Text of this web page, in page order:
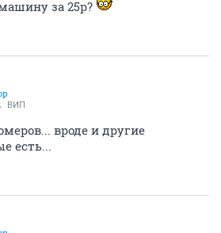
за 25р?
ВИП
вроде и другие
есть...